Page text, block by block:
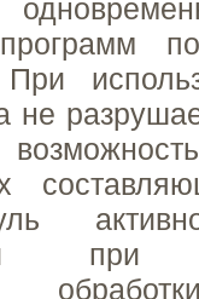
не
при